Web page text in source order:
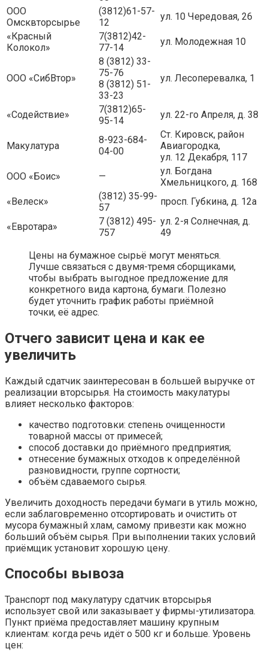
ООО
Омсквторсырье
(3812)61-57-
12
ул. 10 Чередовая, 26
«Красный
Колокол»
7(3812)42-
77-14
ул. Молодежная 10
ООО «СибВтор»
8 (3812) 33-
75-76
8 (3812) 51-
33-23
ул. Лесоперевалка, 1
«Содействие»
7(3812)65-
95-14
ул. 22-го Апреля, д. 38
Макулатура
8-923-684-
04-00
Ст. Кировск, район
Авиагородка,
ул. 12 Декабря, 117
ООО «Боис»
—
ул. Богдана
Хмельницкого, д. 168
«Велеск»
(3812) 35-99-
57
просп. Губкина, д. 12а
«Евротара»
7 (3812) 495-
757
ул. 2-я Солнечная, д.
49
Цены на бумажное сырьё могут меняться.
Лучше связаться с двумя-тремя сборщиками,
чтобы выбрать выгодное предложение для
конкретного вида картона, бумаги. Полезно
будет уточнить график работы приёмной
точки, её адрес.
Отчего зависит цена и как ее
увеличить
Каждый сдатчик заинтересован в большей выручке от
реализации вторсырья. На стоимость макулатуры
влияет несколько факторов:
качество подготовки: степень очищенности
товарной массы от примесей;
способ доставки до приёмного предприятия;
отнесение бумажных отходов к определённой
разновидности, группе сортности;
объём сдаваемого сырья.
Увеличить доходность передачи бумаги в утиль можно,
если заблаговременно отсортировать и очистить от
мусора бумажный хлам, самому привезти как можно
больший объём сырья. При выполнении таких условий
приёмщик установит хорошую цену.
Способы вывоза
Транспорт под макулатуру сдатчик вторсырья
использует свой или заказывает у фирмы-утилизатора.
Пункт приёма предоставляет машину крупным
клиентам: когда речь идёт о 500 кг и больше. Уровень
цен: